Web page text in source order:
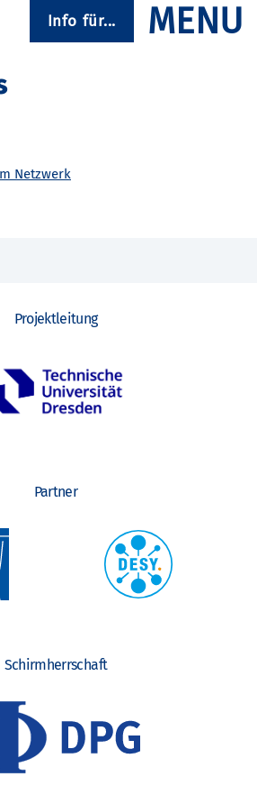
Info für...
Netzwerk
Projektleitung
Partner
Schirmherrschaft